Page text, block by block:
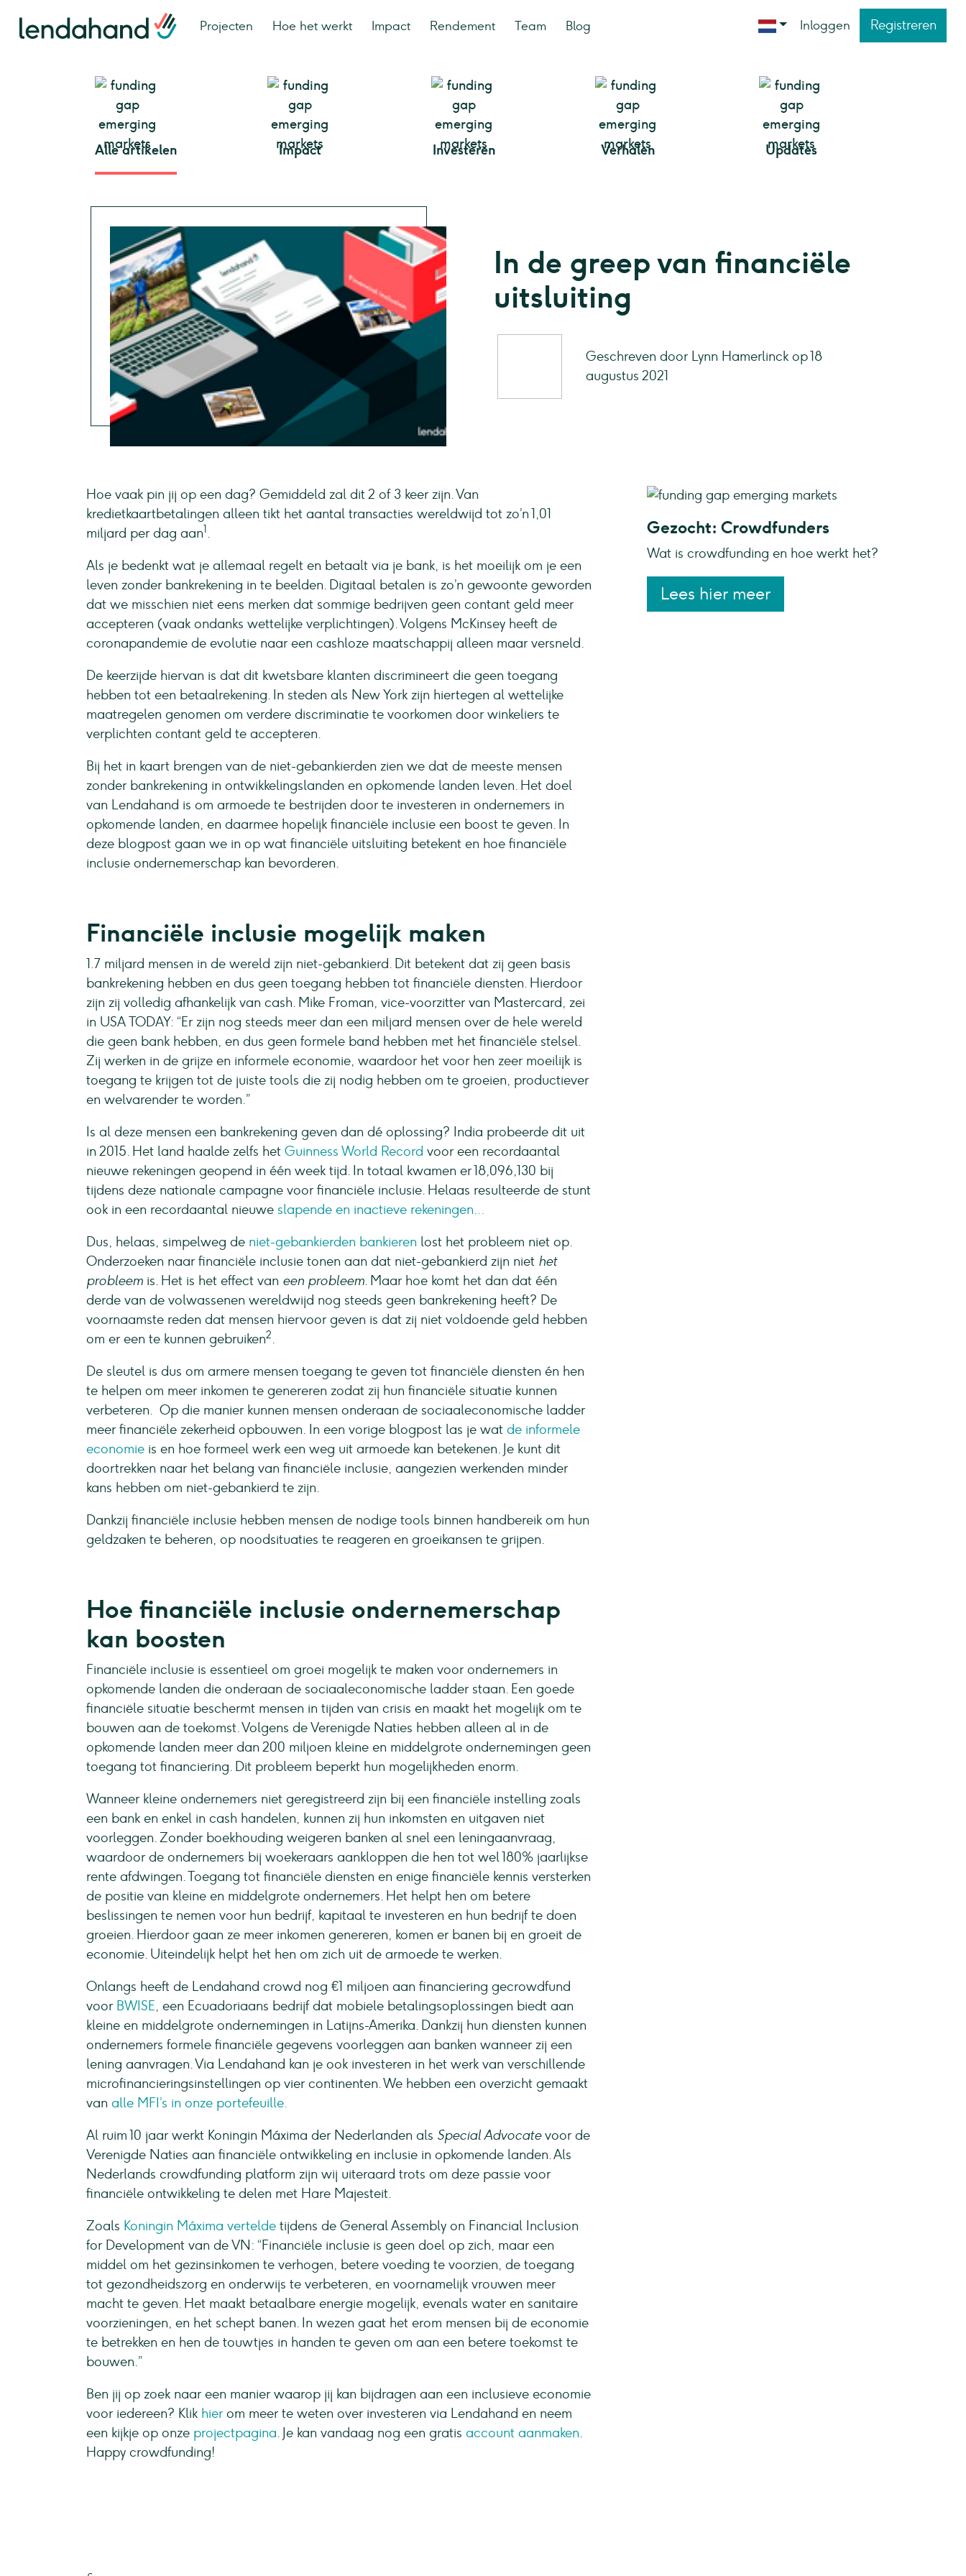
Projecten Hoe het werkt Impact Rendement Team Blog Inloggen Registreren
Alle artikelen Impact Investeren Verhalen Updates
In de greep van financiële
uitsluiting
Geschreven door Lynn Hamerlinck op 18
augustus 2021
Hoe vaak pin jij op een dag? Gemiddeld zal dit 2 of 3 keer zijn. Van
kredietkaartbetalingen alleen tikt het aantal transacties wereldwijd tot zo’n 1,01
miljard per dag aan1 .
Als je bedenkt wat je allemaal regelt en betaalt via je bank, is het moeilijk om je een
leven zonder bankrekening in te beelden. Digitaal betalen is zo’n gewoonte geworden
dat we misschien niet eens merken dat sommige bedrijven geen contant geld meer
accepteren (vaak ondanks wettelijke verplichtingen). Volgens McKinsey heeft de
coronapandemie de evolutie naar een cashloze maatschappij alleen maar versneld.
De keerzijde hiervan is dat dit kwetsbare klanten discrimineert die geen toegang
hebben tot een betaalrekening. In steden als New York zijn hiertegen al wettelijke
maatregelen genomen om verdere discriminatie te voorkomen door winkeliers te
verplichten contant geld te accepteren.
Bij het in kaart brengen van de niet-gebankierden zien we dat de meeste mensen
zonder bankrekening in ontwikkelingslanden en opkomende landen leven. Het doel
van Lendahand is om armoede te bestrijden door te investeren in ondernemers in
opkomende landen, en daarmee hopelijk financiële inclusie een boost te geven. In
deze blogpost gaan we in op wat financiële uitsluiting betekent en hoe financiële
inclusie ondernemerschap kan bevorderen.
Financiële inclusie mogelijk maken
1.7 miljard mensen in de wereld zijn niet-gebankierd. Dit betekent dat zij geen basis
bankrekening hebben en dus geen toegang hebben tot financiële diensten. Hierdoor
zijn zij volledig afhankelijk van cash. Mike Froman, vice-voorzitter van Mastercard, zei
in USA TODAY: “Er zijn nog steeds meer dan een miljard mensen over de hele wereld
die geen bank hebben, en dus geen formele band hebben met het financiële stelsel.
Zij werken in de grijze en informele economie, waardoor het voor hen zeer moeilijk is
toegang te krijgen tot de juiste tools die zij nodig hebben om te groeien, productiever
en welvarender te worden.”
Is al deze mensen een bankrekening geven dan dé oplossing? India probeerde dit uit
in 2015. Het land haalde zelfs het Guinness World Record voor een recordaantal
nieuwe rekeningen geopend in één week tijd. In totaal kwamen er 18,096,130 bij
tijdens deze nationale campagne voor financiële inclusie. Helaas resulteerde de stunt
ook in een recordaantal nieuwe slapende en inactieve rekeningen...
Dus, helaas, simpelweg de niet-gebankierden bankieren lost het probleem niet op.
Onderzoeken naar financiële inclusie tonen aan dat niet-gebankierd zijn niet het
probleem is. Het is het effect van een probleem. Maar hoe komt het dan dat één
derde van de volwassenen wereldwijd nog steeds geen bankrekening heeft? De
voornaamste reden dat mensen hiervoor geven is dat zij niet voldoende geld hebben
om er een te kunnen gebruiken2.
De sleutel is dus om armere mensen toegang te geven tot financiële diensten én hen
te helpen om meer inkomen te genereren zodat zij hun financiële situatie kunnen
verbeteren. Op die manier kunnen mensen onderaan de sociaaleconomische ladder
meer financiële zekerheid opbouwen. In een vorige blogpost las je wat de informele
economie is en hoe formeel werk een weg uit armoede kan betekenen. Je kunt dit
doortrekken naar het belang van financiële inclusie, aangezien werkenden minder
kans hebben om niet-gebankierd te zijn.
Dankzij financiële inclusie hebben mensen de nodige tools binnen handbereik om hun
geldzaken te beheren, op noodsituaties te reageren en groeikansen te grijpen.
Hoe financiële inclusie ondernemerschap
kan boosten
Financiële inclusie is essentieel om groei mogelijk te maken voor ondernemers in
opkomende landen die onderaan de sociaaleconomische ladder staan. Een goede
financiële situatie beschermt mensen in tijden van crisis en maakt het mogelijk om te
bouwen aan de toekomst. Volgens de Verenigde Naties hebben alleen al in de
opkomende landen meer dan 200 miljoen kleine en middelgrote ondernemingen geen
toegang tot financiering. Dit probleem beperkt hun mogelijkheden enorm.
Wanneer kleine ondernemers niet geregistreerd zijn bij een financiële instelling zoals
een bank en enkel in cash handelen, kunnen zij hun inkomsten en uitgaven niet
voorleggen. Zonder boekhouding weigeren banken al snel een leningaanvraag,
waardoor de ondernemers bij woekeraars aankloppen die hen tot wel 180% jaarlijkse
rente afdwingen. Toegang tot financiële diensten en enige financiële kennis versterken
de positie van kleine en middelgrote ondernemers. Het helpt hen om betere
beslissingen te nemen voor hun bedrijf, kapitaal te investeren en hun bedrijf te doen
groeien. Hierdoor gaan ze meer inkomen genereren, komen er banen bij en groeit de
economie. Uiteindelijk helpt het hen om zich uit de armoede te werken.
Onlangs heeft de Lendahand crowd nog €1 miljoen aan financiering gecrowdfund
voor BWISE, een Ecuadoriaans bedrijf dat mobiele betalingsoplossingen biedt aan
kleine en middelgrote ondernemingen in Latijns-Amerika. Dankzij hun diensten kunnen
ondernemers formele financiële gegevens voorleggen aan banken wanneer zij een
lening aanvragen. Via Lendahand kan je ook investeren in het werk van verschillende
microfinancieringsinstellingen op vier continenten. We hebben een overzicht gemaakt
van alle MFI’s in onze portefeuille.
Al ruim 10 jaar werkt Koningin Máxima der Nederlanden als Special Advocatevoor de
Verenigde Naties aan financiële ontwikkeling en inclusie in opkomende landen. Als
Nederlands crowdfunding platform zijn wij uiteraard trots om deze passie voor
financiële ontwikkeling te delen met Hare Majesteit.
Zoals Koningin Máxima vertelde tijdens de General Assembly on Financial Inclusion
for Development van de VN: “Financiële inclusie is geen doel op zich, maar een
middel om het gezinsinkomen te verhogen, betere voeding te voorzien, de toegang
tot gezondheidszorg en onderwijs te verbeteren, en voornamelijk vrouwen meer
macht te geven. Het maakt betaalbare energie mogelijk, evenals water en sanitaire
voorzieningen, en het schept banen. In wezen gaat het erom mensen bij de economie
te betrekken en hen de touwtjes in handen te geven om aan een betere toekomst te
bouwen.”
Ben jij op zoek naar een manier waarop jij kan bijdragen aan een inclusieve economie
voor iedereen? Klik hierom meer te weten over investeren via Lendahand en neem
een kijkje op onze projectpagina. Je kan vandaag nog een gratis account aanmaken.
Happy crowdfunding!
Gezocht: Crowdfunders
Wat is crowdfunding en hoe werkt het?
Lees hier meer